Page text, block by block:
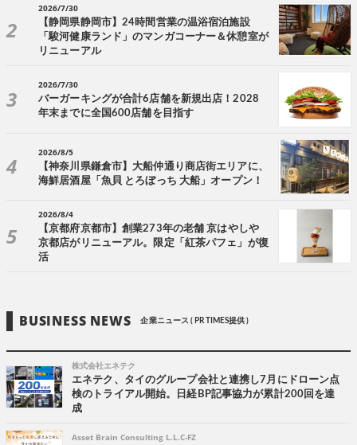
2026/7/30
【静岡県静岡市】24時間営業の温浴宿泊施設
「駿河健康ランド」のマンガコーナー＆休憩室が
リニューアル
2026/7/30
バーガーキングが合計6店舗を新規出店！2028
年末までに全国600店舗を目指す
2026/8/5
【神奈川県鎌倉市】大船仲通り商店街エリアに、
海鮮居酒屋「魚貝 とろぼっち 大船」オープン！
2026/8/4
【京都府京都市】創業273年の老舗 京はやしや
京都店がリニューアル。限定「紅茶パフェ」が復
活
BUSINESS NEWS 企業ニュース ( PR TIMES提供 )
株式会社エネテク
エネテク、タイのグループ会社と連携し7月にドローン点
検のトライアル開始。日経BP記事協力が累計200回を達
成
Asset Brain Consulting L.L.C-FZ